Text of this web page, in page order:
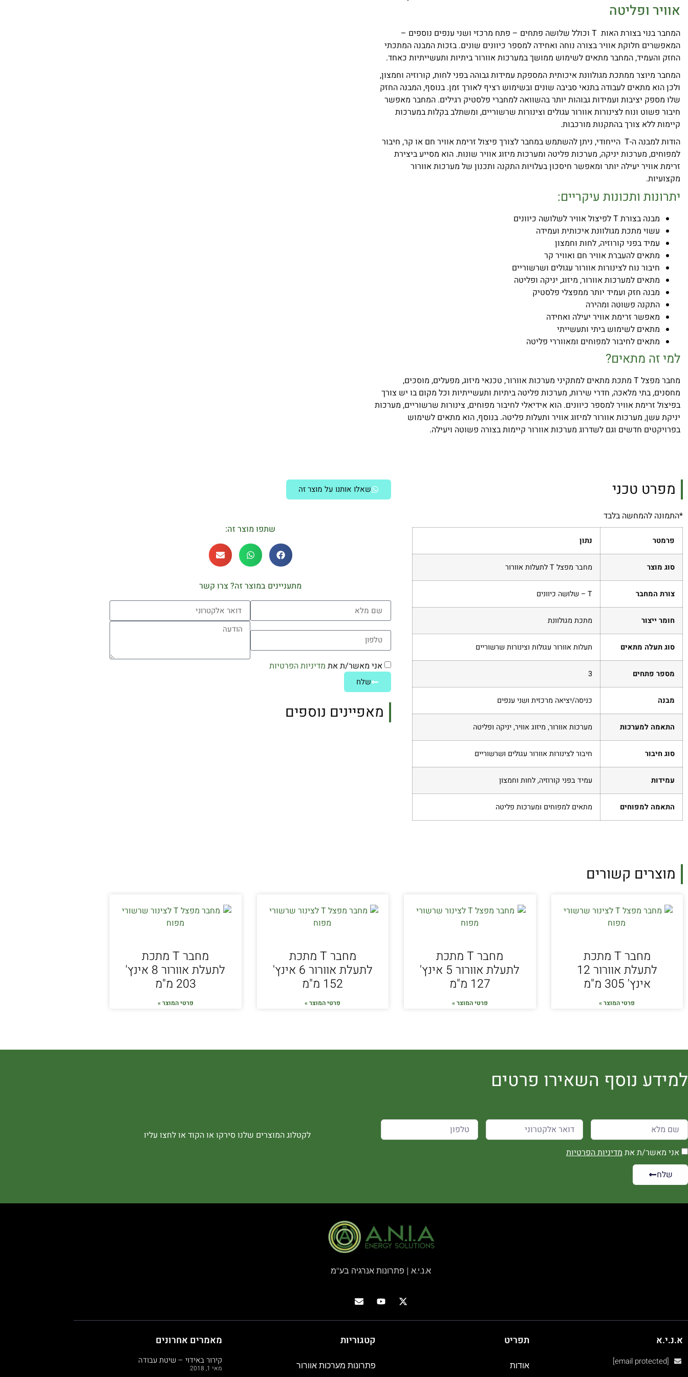
אוויר ופליטה
המחבר בנוי בצורת האות T וכולל שלושה פתחים – פתח מרכזי ושני ענפים נוספים –
המאפשרים חלוקת אוויר בצורה נוחה ואחידה למספר כיוונים שונים. בזכות המבנה המתכתי
החזק והעמיד, המחבר מתאים לשימוש ממושך במערכות אוורור ביתיות ותעשייתיות כאחד.
המחבר מיוצר ממתכת מגולוונת איכותית המספקת עמידות גבוהה בפני לחות, קורוזיה וחמצון,
ולכן הוא מתאים לעבודה בתנאי סביבה שונים ובשימוש רציף לאורך זמן. בנוסף, המבנה החזק
שלו מספק יציבות ועמידות גבוהות יותר בהשוואה למחברי פלסטיק רגילים. המחבר מאפשר
חיבור פשוט ונוח לצינורות אוורור עגולים וצינורות שרשוריים, ומשתלב בקלות במערכות
קיימות ללא צורך בהתקנות מורכבות.
הודות למבנה ה-T הייחודי, ניתן להשתמש במחבר לצורך פיצול זרימת אוויר חם או קר, חיבור
למפוחים, מערכות יניקה, מערכות פליטה ומערכות מיזוג אוויר שונות. הוא מסייע ביצירת
זרימת אוויר יעילה יותר ומאפשר חיסכון בעלויות התקנה ותכנון של מערכות אוורור
מקצועיות.
יתרונות ותכונות עיקריים:
מבנה בצורת T לפיצול אוויר לשלושה כיוונים
עשוי מתכת מגולוונת איכותית ועמידה
עמיד בפני קורוזיה, לחות וחמצון
מתאים להעברת אוויר חם ואוויר קר
חיבור נוח לצינורות אוורור עגולים ושרשוריים
מתאים למערכות אוורור, מיזוג, יניקה ופליטה
מבנה חזק ועמיד יותר ממפצלי פלסטיק
התקנה פשוטה ומהירה
מאפשר זרימת אוויר יעילה ואחידה
מתאים לשימוש ביתי ותעשייתי
מתאים לחיבור למפוחים ומאווררי פליטה
למי זה מתאים?
מחבר מפצל T מתכת מתאים למתקיני מערכות אוורור, טכנאי מיזוג, מפעלים, מוסכים,
מחסנים, בתי מלאכה, חדרי שירות, מערכות פליטה ביתיות ותעשייתיות וכל מקום בו יש צורך
בפיצול זרימת אוויר למספר כיוונים. הוא אידיאלי לחיבור מפוחים, צינורות שרשוריים, מערכות
יניקת עשן, מערכות אוורור למיזוג אוויר ותעלות פליטה. בנוסף, הוא מתאים לשימוש
בפרויקטים חדשים וגם לשדרוג מערכות אוורור קיימות בצורה פשוטה ויעילה.
מפרט טכני
*התמונה להמחשה בלבד
פרמטר נתון
סוג מוצר מחבר מפצל T לתעלות אוורור
צורת המחבר T – שלושה כיוונים
חומר ייצור מתכת מגולוונת
סוג תעלה מתאים תעלות אוורור עגולות וצינורות שרשוריים
מספר פתחים 3
מבנה כניסה/יציאה מרכזית ושני ענפים
התאמה למערכות מערכות אוורור, מיזוג אוויר, יניקה ופליטה
סוג חיבור חיבור לצינורות אוורור עגולים ושרשוריים
עמידות עמיד בפני קורוזיה, לחות וחמצון
התאמה למפוחים מתאים למפוחים ומערכות פליטה
שאלו אותנו על מוצר זה
שתפו מוצר זה:
מתעניינים במוצר זה? צרו קשר
אני מאשר/ת את מדיניות הפרטיות
שלח
מאפיינים נוספים
מוצרים קשורים
מחבר T מתכת
לתעלת אוורור 12
אינץ' 305 מ"מ
פרטי המוצר »
מחבר T מתכת
לתעלת אוורור 5 אינץ'
127 מ"מ
פרטי המוצר »
מחבר T מתכת
לתעלת אוורור 6 אינץ'
152 מ"מ
פרטי המוצר »
מחבר T מתכת
לתעלת אוורור 8 אינץ'
203 מ"מ
פרטי המוצר »
למידע נוסף השאירו פרטים
אני מאשר/ת את מדיניות הפרטיות
שלח
לקטלוג המוצרים שלנו סירקו או הקוד או לחצו עליו
א.נ.י.א | פתרונות אנרגיה בע"מ
א.נ.י.א
[email protected]
תפריט
אודות
קטגוריות
פתרונות מערכות אוורור
מאמרים אחרונים
קירור באידוי – שיטת עבודה
מאי 1, 2018